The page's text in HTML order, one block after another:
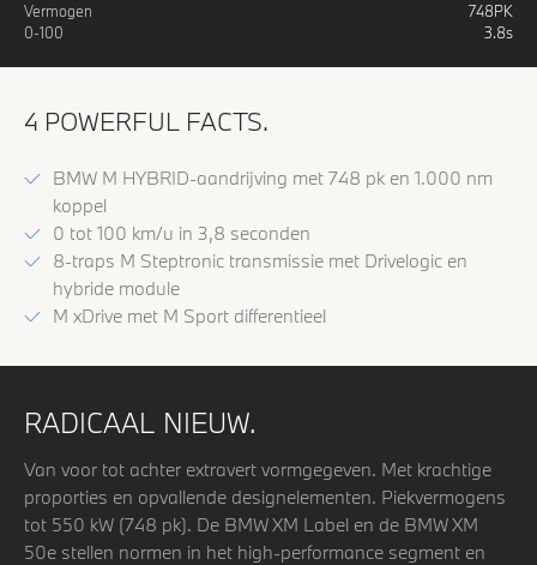
Vermogen
748PK
0-100
3.8s
4 POWERFUL FACTS.
BMW M HYBRID-aandrijving met 748 pk en 1.000 nm
koppel
0 tot 100 km/u in 3,8 seconden
8-traps M Steptronic transmissie met Drivelogic en
hybride module
M xDrive met M Sport differentieel
RADICAAL NIEUW.
Van voor tot achter extravert vormgegeven. Met krachtige
proporties en opvallende designelementen. Piekvermogens
tot 550 kW (748 pk). De BMW XM Label en de BMW XM
50e stellen normen in het high-performance segment en